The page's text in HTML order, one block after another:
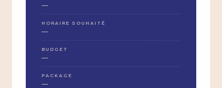
—
HORAIRE SOUHAITÉ
—
BUDGET
—
PACKAGE
—